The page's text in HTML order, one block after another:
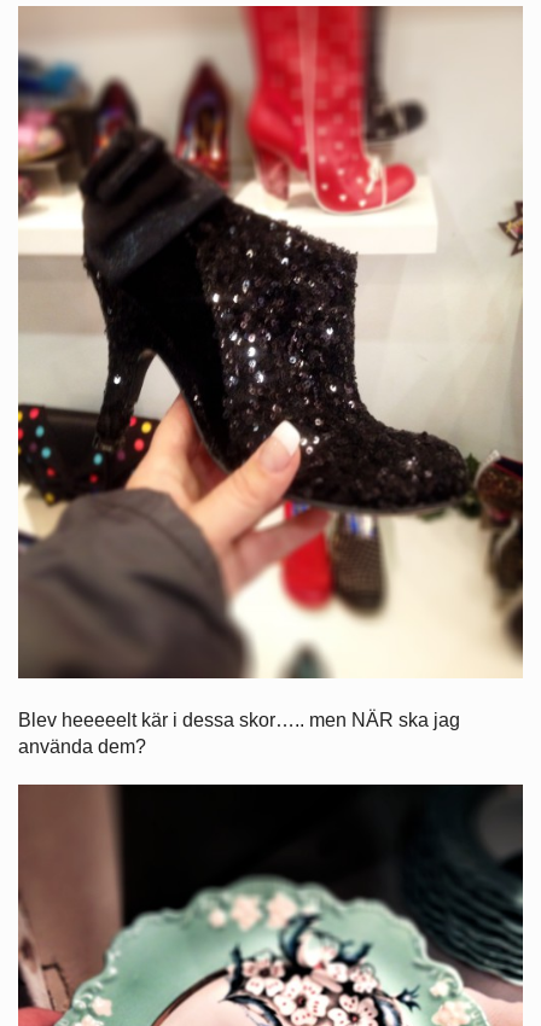
Blev heeeeelt kär i dessa skor….. men NÄR ska jag
använda dem?